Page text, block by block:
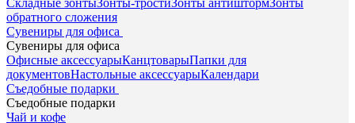
Складные зонтыЗонты-тростиЗонты антиштормЗонты
обратного сложения
Сувениры для офиса
Сувениры для офиса
Офисные аксессуарыКанцтоварыПапки для
документовНастольные аксессуарыКалендари
Съедобные подарки
Съедобные подарки
Чай и кофе